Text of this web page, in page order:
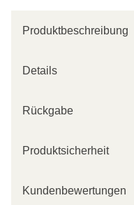
Produktbeschreibung
Details
Rückgabe
Produktsicherheit
Kundenbewertungen